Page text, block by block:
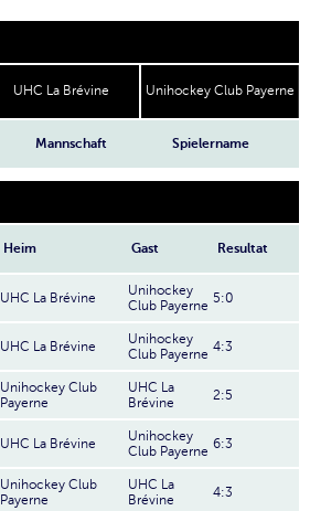
UHC La Brévine Unihockey Club Payerne
Mannschaft Spielername
Heim Gast Resultat
UHC La Brévine
Unihockey
Club Payerne 5:0
UHC La Brévine
Unihockey
Club Payerne 4:3
Unihockey Club
Payerne
UHC La
Brévine
2:5
UHC La Brévine
Unihockey
Club Payerne 6:3
Unihockey Club
Payerne
UHC La
Brévine
4:3